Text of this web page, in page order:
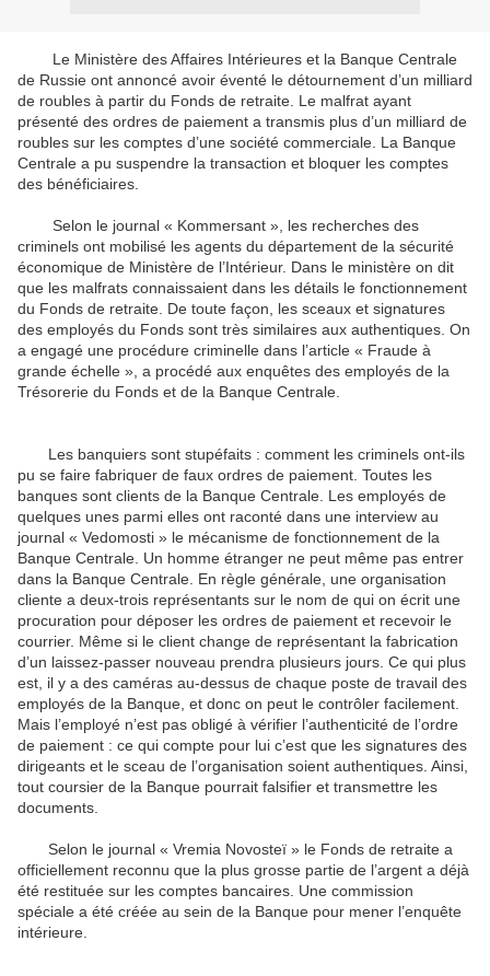
Le Ministère des Affaires Intérieures et la Banque Centrale
de Russie ont annoncé avoir éventé le détournement d’un milliard
de roubles à partir du Fonds de retraite. Le malfrat ayant
présenté des ordres de paiement a transmis plus d’un milliard de
roubles sur les comptes d’une société commerciale. La Banque
Centrale a pu suspendre la transaction et bloquer les comptes
des bénéficiaires.
Selon le journal « Kommersant », les recherches des
criminels ont mobilisé les agents du département de la sécurité
économique de Ministère de l’Intérieur. Dans le ministère on dit
que les malfrats connaissaient dans les détails le fonctionnement
du Fonds de retraite. De toute façon, les sceaux et signatures
des employés du Fonds sont très similaires aux authentiques. On
a engagé une procédure criminelle dans l’article « Fraude à
grande échelle », a procédé aux enquêtes des employés de la
Trésorerie du Fonds et de la Banque Centrale.
Les banquiers sont stupéfaits : comment les criminels ont-ils
pu se faire fabriquer de faux ordres de paiement. Toutes les
banques sont clients de la Banque Centrale. Les employés de
quelques unes parmi elles ont raconté dans une interview au
journal « Vedomosti » le mécanisme de fonctionnement de la
Banque Centrale. Un homme étranger ne peut même pas entrer
dans la Banque Centrale. En règle générale, une organisation
cliente a deux-trois représentants sur le nom de qui on écrit une
procuration pour déposer les ordres de paiement et recevoir le
courrier. Même si le client change de représentant la fabrication
d’un laissez-passer nouveau prendra plusieurs jours. Ce qui plus
est, il y a des caméras au-dessus de chaque poste de travail des
employés de la Banque, et donc on peut le contrôler facilement.
Mais l’employé n’est pas obligé à vérifier l’authenticité de l’ordre
de paiement : ce qui compte pour lui c’est que les signatures des
dirigeants et le sceau de l’organisation soient authentiques. Ainsi,
tout coursier de la Banque pourrait falsifier et transmettre les
documents.
Selon le journal « Vremia Novosteï » le Fonds de retraite a
officiellement reconnu que la plus grosse partie de l’argent a déjà
été restituée sur les comptes bancaires. Une commission
spéciale a été créée au sein de la Banque pour mener l’enquête
intérieure.